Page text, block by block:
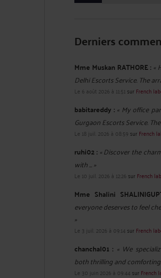
Derniers
Mme Muskan RATHORE : «
Delhi Escorts Service. The
Le 6 août 2026 à 11:51 sur French
babitareddy : « My office
Gurgaon Escorts Service. The
Le 18 juil. 2026 à 08:59 sur French
ruhi02 : « Discover the
with ... »
Le 10 juil. 2026 à 12:26 sur French
Mme Shalini
everyone deserves to feel
»
Le 3 juil. 2026 à 09:14 sur French
chanchal01 : « We
both thrilling and comforting.
Le 30 juin 2026 à 09:44 sur French